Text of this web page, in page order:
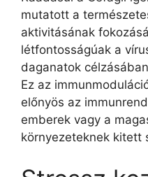
mutatott a
aktivitásának
létfontosságúak a
daganatok
Ez az
előnyös az
emberek vagy a
környezeteknek kitett